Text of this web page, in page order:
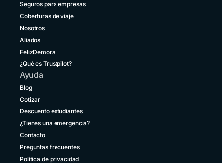
Brasil
Canadá
+1 833 2223287
Chile
+56 2 3210 3154
Colombia
Costa Rica
+1 914 826 8771
Ecuador
+593 1800 001516
Seguros para empresas
Coberturas de viaje
Nosotros
Aliados
FelizDemora
¿Qué es Trustpilot?
Ayuda
Blog
Cotizar
Descuento estudiantes
¿Tienes una emergencia?
Contacto
Preguntas frecuentes
Política de privacidad